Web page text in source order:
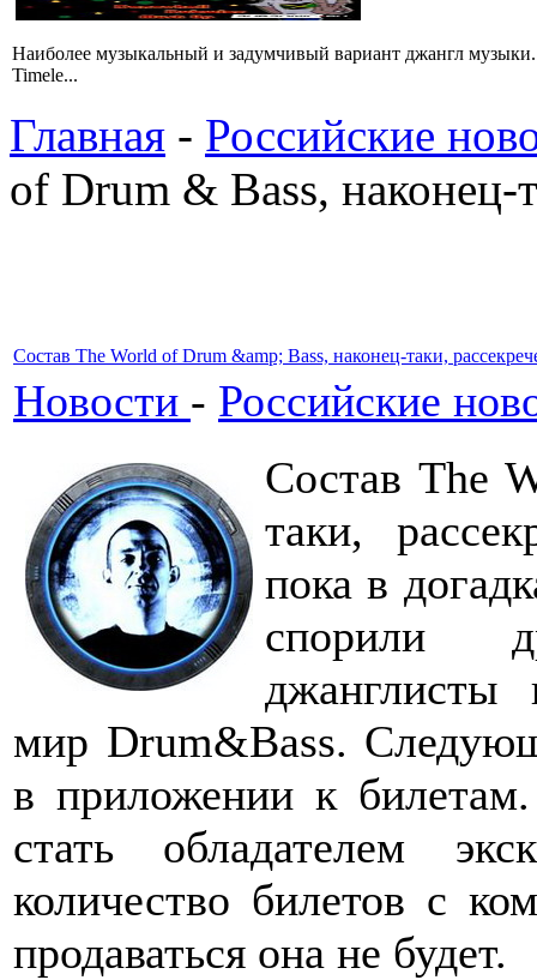
Hаиболее музыкальный и задумчивый вариант джангл
Timele...
Главная - Российские
of Drum & Bass, наконец-
Состав The World of Drum &amp; Bass, наконец-таки,
Новости - Российские
Состав The
таки,
пока в
спорили
мир Drum&Bass.
в приложении к
стать обладателем
количество билетов с
продаваться она не будет.